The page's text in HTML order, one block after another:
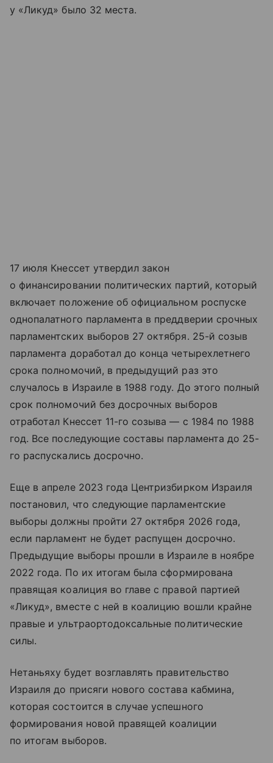
у «Ликуд» было 32 места.
17 июля Кнессет утвердил закон
о финансировании политических партий, который
включает положение об официальном роспуске
однопалатного парламента в преддверии срочных
парламентских выборов 27 октября. 25-й созыв
парламента доработал до конца четырехлетнего
срока полномочий, в предыдущий раз это
случалось в Израиле в 1988 году. До этого полный
срок полномочий без досрочных выборов
отработал Кнессет 11-го созыва — с 1984 по 1988
год. Все последующие составы парламента до 25-
го распускались досрочно.
Еще в апреле 2023 года Центризбирком Израиля
постановил, что следующие парламентские
выборы должны пройти 27 октября 2026 года,
если парламент не будет распущен досрочно.
Предыдущие выборы прошли в Израиле в ноябре
2022 года. По их итогам была сформирована
правящая коалиция во главе с правой партией
«Ликуд», вместе с ней в коалицию вошли крайне
правые и ультраортодоксальные политические
силы.
Нетаньяху будет возглавлять правительство
Израиля до присяги нового состава кабмина,
которая состоится в случае успешного
формирования новой правящей коалиции
по итогам выборов.